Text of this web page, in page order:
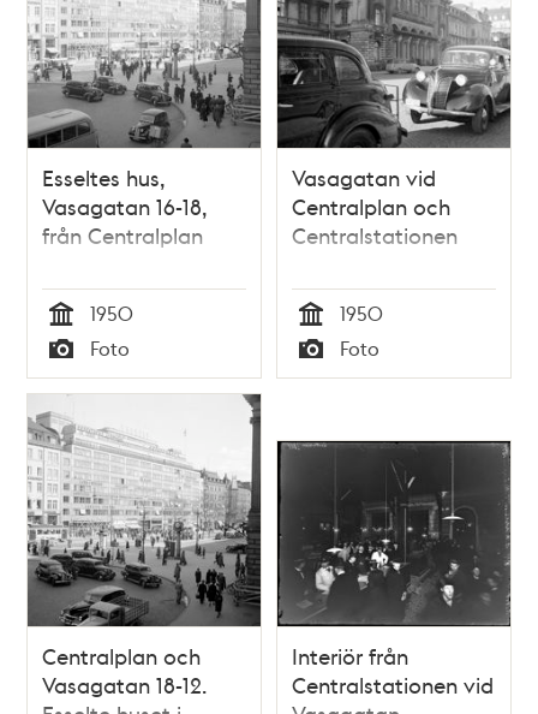
Esseltes hus,
Vasagatan 16-18,
från Centralplan
Tid
1950
Typ
Foto
Vasagatan vid
Centralplan och
Centralstationen
Tid
1950
Typ
Foto
Centralplan och
Vasagatan 18-12.
Interiör från
Centralstationen vid